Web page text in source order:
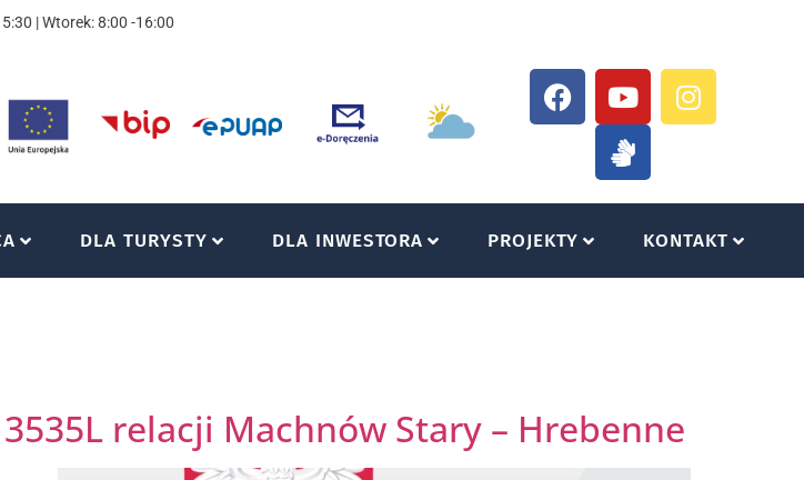
| Wtorek: 8:00 -16:00
DLA TURYSTY DLA INWESTORA PROJEKTY KONTAKT
relacji Machnów Stary – Hrebenne